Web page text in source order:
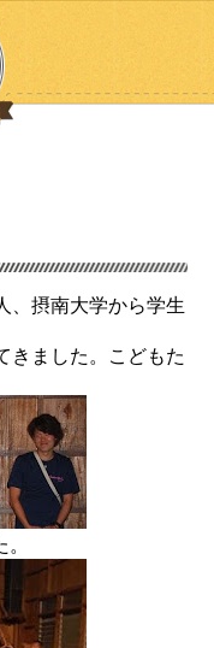
、摂南大学から学生
きました。こどもた